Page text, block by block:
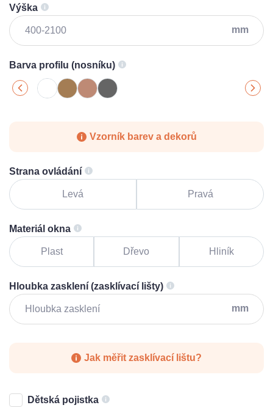
Výška
mm
Barva profilu (nosníku)
Vzorník barev a dekorů
Strana ovládání
Levá Pravá
Materiál okna
Plast Dřevo Hliník
Hloubka zasklení (zasklívací lišty)
mm
Jak měřit zasklívací lištu?
Dětská pojistka